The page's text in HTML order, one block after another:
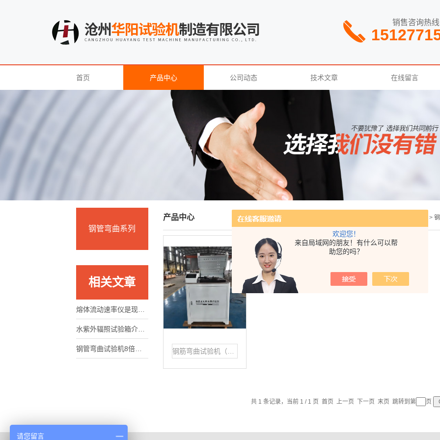
欢迎您！
来自局域网的朋友！有什么可以帮
助您的吗？
销售咨询热
首页 产品中心 公司动态 技术文章 在线留言
钢管弯曲系列
相关文章
熔体流动速率仪是现代塑料加工的必装工具
水紫外辐照试验箱介绍及参数
钢管弯曲试验机8倍径弯曲操作过程
产品中心 >
钢筋弯曲试验机（反复)
共 1 条记录，当前 1 / 1 页 首页 上一页 下一页 末页 跳转到第 页
请您留言